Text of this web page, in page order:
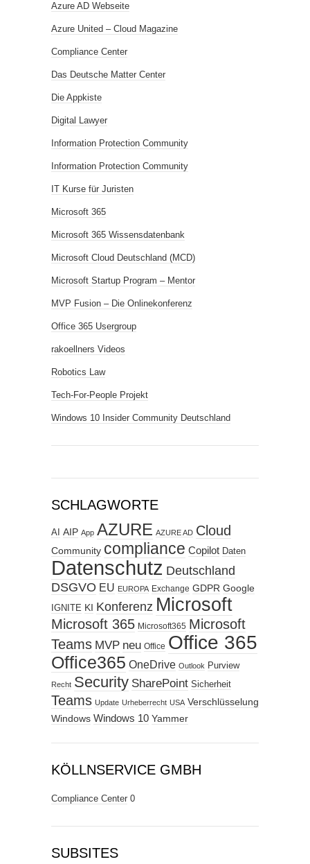
Azure AD Webseite
Azure United – Cloud Magazine
Compliance Center
Das Deutsche Matter Center
Die Appkiste
Digital Lawyer
Information Protection Community
Information Protection Community
IT Kurse für Juristen
Microsoft 365
Microsoft 365 Wissensdatenbank
Microsoft Cloud Deutschland (MCD)
Microsoft Startup Program – Mentor
MVP Fusion – Die Onlinekonferenz
Office 365 Usergroup
rakoellners Videos
Robotics Law
Tech-For-People Projekt
Windows 10 Insider Community Deutschland
SCHLAGWORTE
AI AIP App AZURE AZURE AD Cloud
Community compliance Copilot Daten
Datenschutz Deutschland
DSGVO EU EUROPA Exchange GDPR Google
IGNITE KI Konferenz Microsoft
Microsoft 365 Microsoft365 Microsoft
Teams MVP neu Office Office 365
Office365 OneDrive Outlook Purview
Recht Security SharePoint Sicherheit
Teams Update Urheberrecht USA Verschlüsselung
Windows Windows 10 Yammer
KÖLLNSERVICE GMBH
Compliance Center 0
SUBSITES